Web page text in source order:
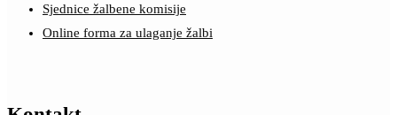
Sjednice žalbene komisije
Online forma za ulaganje žalbi